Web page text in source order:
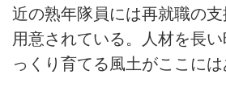
近の熟年隊員には再就職の
用意されている。人材を長
っくり育てる風土がここには